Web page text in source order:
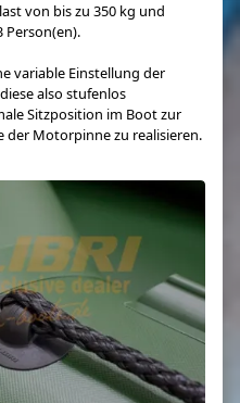
von bis zu 350 kg und
Person(en).
variable Einstellung der
also stufenlos
Sitzposition im Boot zur
der Motorpinne zu realisieren.